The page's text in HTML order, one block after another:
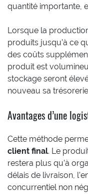
quantité importante,
Lorsque la
produits jusqu’à ce
des coûts
produit est
stockage seront
nouveau sa
Avantages d’une
Cette méthode
client final. Le
restera plus qu’à
délais de livraison,
concurrentiel non